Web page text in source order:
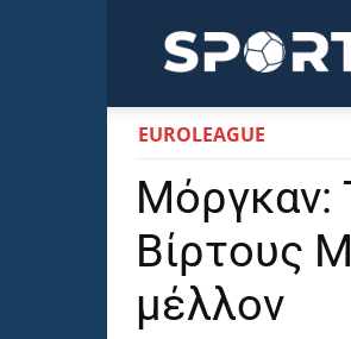
EUROLEAGUE
Μόργκαν:
Βίρτους
μέλλον